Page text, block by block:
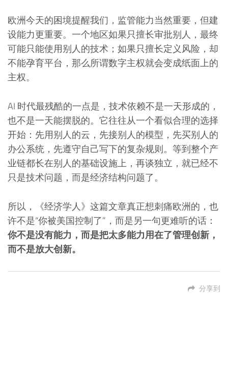
欧洲今天的困境提醒我们，监管能力当然重要，但建
设能力更重要。一个地区如果只擅长审批别人，最终
可能只能使用别人的技术；如果只擅长定义风险，却
不能孕育平台，那么所谓数字主权就会变成纸面上的
主权。
AI 时代最残酷的一点是，技术依赖不是一天形成的，
也不是一天能摆脱的。它往往从一个看似合理的选择
开始：先用别人的云，先接别人的模型，先买别人的
办公系统，先遵守自己写下的复杂规则。等到整个产
业链都长在别人的基础设施上，再谈独立，就已经不
只是技术问题，而是经济结构问题了。
所以，《经济学人》这篇文章真正想刺痛欧洲的，也
许不是“你被美国控制了”，而是另一句更难听的话：
你不是没有能力，而是把太多能力用在了管理创新，
而不是放大创新。
分享到